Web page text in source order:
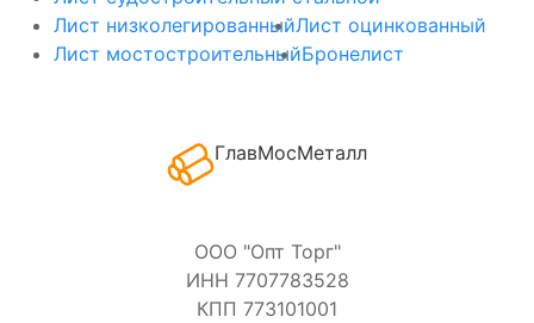
Лист низколегированныйЛист оцинкованный
Лист мостостроительныйБронелист
ГлавМосМеталл
ООО "Опт Торг"
ИНН 7707783528
КПП 773101001